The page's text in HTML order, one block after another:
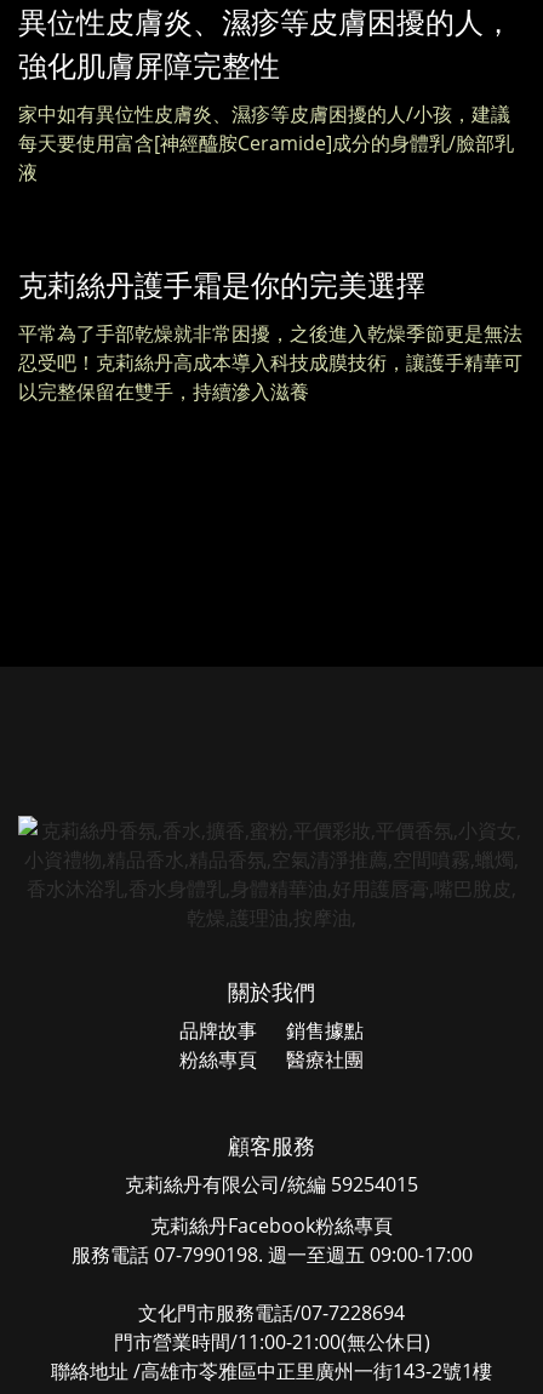
異位性皮膚炎、濕疹等皮膚困擾的人，
強化肌膚屏障完整性
家中如有異位性皮膚炎、濕疹等皮膚困擾的人/小孩，建議
每天要使用富含[神經醯胺Ceramide]成分的身體乳/臉部乳
液
克莉絲丹護手霜是你的完美選擇
平常為了手部乾燥就非常困擾，之後進入乾燥季節更是無法
忍受吧！克莉絲丹高成本導入科技成膜技術，讓護手精華可
以完整保留在雙手，持續滲入滋養
關於我們
品牌故事 銷售據點
粉絲專頁 醫療社團
顧客服務
克莉絲丹有限公司/統編 59254015
克莉絲丹Facebook粉絲專頁
服務電話 07-7990198. 週一至週五 09:00-17:00
文化門市服務電話/07-7228694
門市營業時間/11:00-21:00(無公休日)
聯絡地址 /高雄市苓雅區中正里廣州一街143-2號1樓